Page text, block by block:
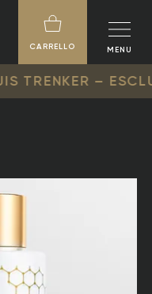
–
CARRELLO MENU